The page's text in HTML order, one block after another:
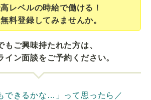
レベルの時給で働ける！
料登録してみませんか。
もご興味持たれた方は、
イン面談をご予約ください。
できるかな…」って思ったら／